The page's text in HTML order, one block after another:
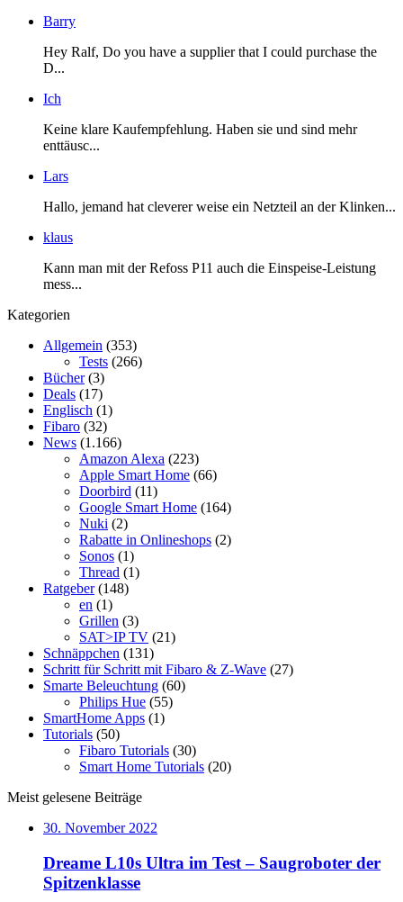
Barry
Hey Ralf, Do you have a supplier that I could purchase the
D...
Ich
Keine klare Kaufempfehlung. Haben sie und sind mehr
enttäusc...
Lars
Hallo, jemand hat cleverer weise ein Netzteil an der Klinken...
klaus
Kann man mit der Refoss P11 auch die Einspeise-Leistung
mess...
Kategorien
Allgemein (353)
Tests (266)
Bücher(3)
Deals (17)
Englisch (1)
Fibaro (32)
News (1.166)
Amazon Alexa (223)
Apple Smart Home (66)
Doorbird (11)
Google Smart Home (164)
Nuki (2)
Rabatte in Onlineshops (2)
Sonos (1)
Thread (1)
Ratgeber(148)
en (1)
Grillen (3)
SAT>IP TV (21)
Schnäppchen (131)
Schritt für Schritt mit Fibaro & Z-Wave (27)
Smarte Beleuchtung (60)
Philips Hue (55)
SmartHome Apps (1)
Tutorials (50)
Fibaro Tutorials (30)
Smart Home Tutorials (20)
Meist gelesene Beiträge
30. November 2022
Dreame L10s Ultra im Test – Saugroboter der
Spitzenklasse